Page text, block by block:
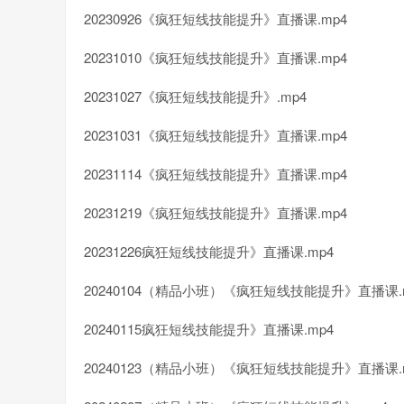
20230926《疯狂短线技能提升》直播课.mp4
20231010《疯狂短线技能提升》直播课.mp4
20231027《疯狂短线技能提升》.mp4
20231031《疯狂短线技能提升》直播课.mp4
20231114《疯狂短线技能提升》直播课.mp4
20231219《疯狂短线技能提升》直播课.mp4
20231226疯狂短线技能提升》直播课.mp4
20240104（精品小班）《疯狂短线技能提升》直播课
20240115疯狂短线技能提升》直播课.mp4
20240123（精品小班）《疯狂短线技能提升》直播课